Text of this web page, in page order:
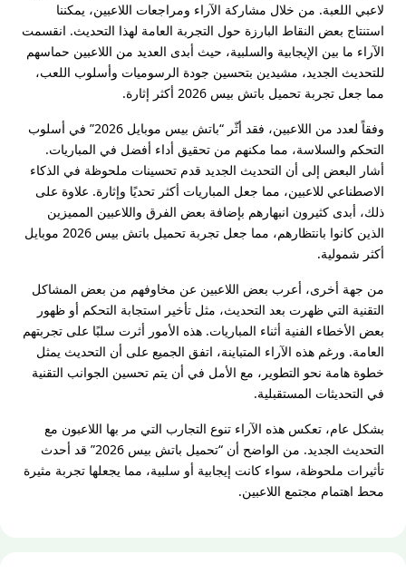
لاعبي اللعبة. من خلال مشاركة الآراء ومراجعات اللاعبين، يمكننا
استنتاج بعض النقاط البارزة حول التجربة العامة لهذا التحديث. انقسمت
الآراء ما بين الإيجابية والسلبية، حيث أبدى العديد من اللاعبين حماسهم
للتحديث الجديد، مشيدين بتحسين جودة الرسوميات وأسلوب اللعب،
مما جعل تجربة تحميل باتش بيس 2026 أكثر إثارة.
وفقاً لعدد من اللاعبين، فقد أثّر “باتش بيس موبايل 2026” في أسلوب
التحكم والسلاسة، مما مكنهم من تحقيق أداء أفضل في المباريات.
أشار البعض إلى أن التحديث الجديد قدم تحسينات ملحوظة في الذكاء
الاصطناعي للاعبين، مما جعل المباريات أكثر تحديًا وإثارة. علاوة على
ذلك، أبدى كثيرون انبهارهم بإضافة بعض الفرق واللاعبين المميزين
الذين كانوا بانتظارهم، مما جعل تجربة تحميل باتش بيس 2026 موبايل
أكثر شمولية.
من جهة أخرى، أعرب بعض اللاعبين عن مخاوفهم من بعض المشاكل
التقنية التي ظهرت بعد التحديث، مثل تأخير استجابة التحكم أو ظهور
بعض الأخطاء الفنية أثناء المباريات. هذه الأمور أثرت سلبًا على تجربتهم
العامة. ورغم هذه الآراء المتباينة، اتفق الجميع على أن التحديث يمثل
خطوة هامة نحو التطوير، مع الأمل في أن يتم تحسين الجوانب التقنية
في التحديثات المستقبلية.
بشكل عام، تعكس هذه الآراء تنوع التجارب التي مر بها اللاعبون مع
التحديث الجديد. من الواضح أن “تحميل باتش بيس 2026” قد أحدث
تأثيرات ملحوظة، سواء كانت إيجابية أو سلبية، مما يجعلها تجربة مثيرة
محط اهتمام مجتمع اللاعبين.